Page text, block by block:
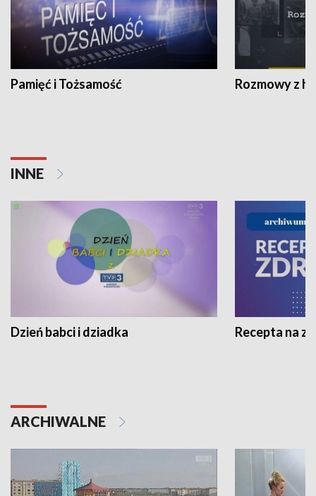
Pamięć i Tożsamość Rozmowy z
INNE
Dzień babci i dziadka Recepta na
ARCHIWALNE